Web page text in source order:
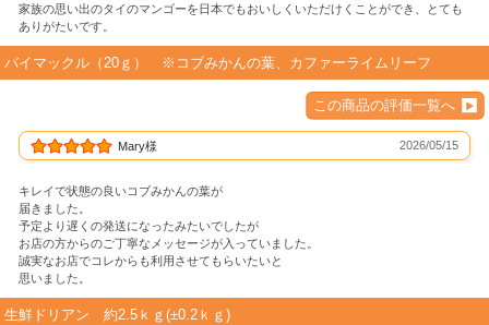
家族の思い出のタイのマンゴーを日本でもおいしくいただけくことができ、とても
ありがたいです。
バイマックル（20ｇ） ※コブみかんの葉、カファーライムリーフ
この商品の評価一覧へ
Mary様 2026/05/15
キレイで状態の良いコブみかんの葉が
届きました。
予定より遅くの発送になったみたいでしたが
お店の方からのご丁寧なメッセージが入っていました。
誠実なお店でコレからも利用させてもらいたいと
思いました。
生鮮ドリアン 約2.5ｋｇ(±0.2ｋｇ)